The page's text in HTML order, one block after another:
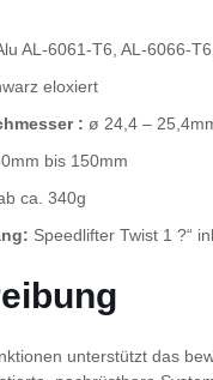
AL-6061-T6, AL-6066-
eloxiert
: ø 24,4 –
bis 150mm
ca. 340g
Speedlifter Twist 1 ?“
unterstützt das